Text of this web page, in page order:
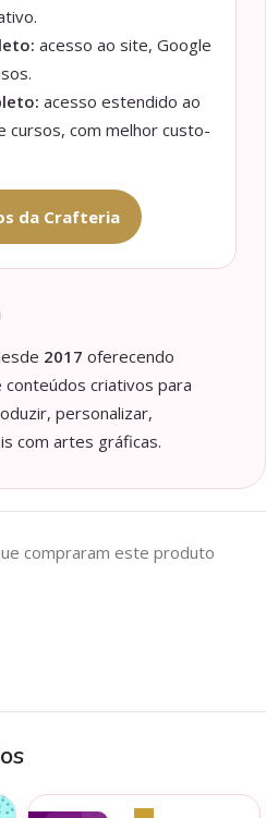
acesso ao site, Google
acesso estendido ao
cursos, com melhor custo-
da Crafteria
2017 oferecendo
criativos para
personalizar,
com artes gráficas.
compraram este produto